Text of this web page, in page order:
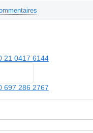
21 0417 6144
697 286 2767